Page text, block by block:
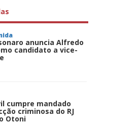
anuncia Alfredo
candidato a vice-
cumpre mandado
criminosa do RJ
Otoni